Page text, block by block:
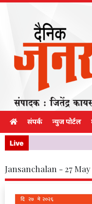
संपर्क न्युज पोर्टल
Live
Jansanchalan - 27 May